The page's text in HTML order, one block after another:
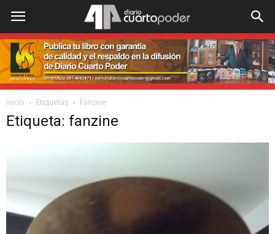
Inicio Etiquetas Fanzine
Etiqueta: fanzine